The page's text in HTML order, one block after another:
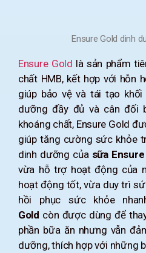
Ensure Gold dinh
Ensure Gold là sản phẩm
chất HMB, kết hợp với hỗn
giúp bảo vệ và tái tạo
dưỡng đầy đủ và cân đối
khoáng chất, Ensure Gold
giúp tăng cường sức khỏe
dinh dưỡng của sữa
vừa hỗ trợ hoạt động của
hoạt động tốt, vừa duy trì
hồi phục sức khỏe
Gold còn được dùng để
phần bữa ăn nhưng vẫn
dưỡng, thích hợp với những